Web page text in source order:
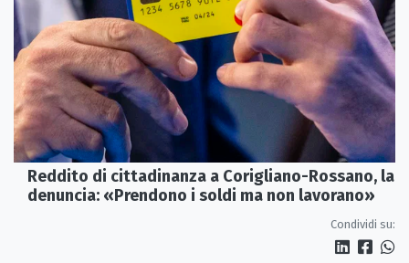
Reddito di cittadinanza a Corigliano-Rossano, la
denuncia: «Prendono i soldi ma non lavorano»
Condividi su: